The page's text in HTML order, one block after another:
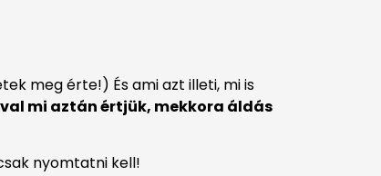
meg érte!) És ami azt illeti, mi is
mi aztán értjük, mekkora áldás
nyomtatni kell!